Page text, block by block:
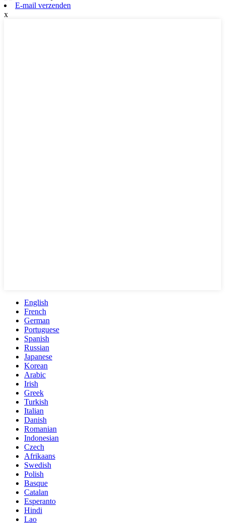
E-mail verzenden
x
English
French
German
Portuguese
Spanish
Russian
Japanese
Korean
Arabic
Irish
Greek
Turkish
Italian
Danish
Romanian
Indonesian
Czech
Afrikaans
Swedish
Polish
Basque
Catalan
Esperanto
Hindi
Lao